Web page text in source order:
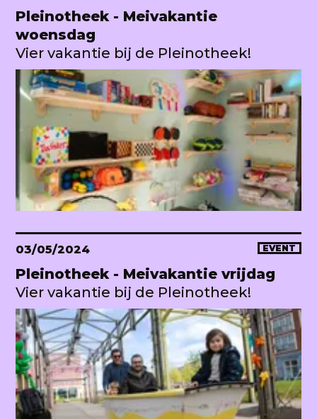
Pleinotheek - Meivakantie
woensdag
Vier vakantie bij de Pleinotheek!
03/05/2024 EVENT
Pleinotheek - Meivakantie vrijdag
Vier vakantie bij de Pleinotheek!